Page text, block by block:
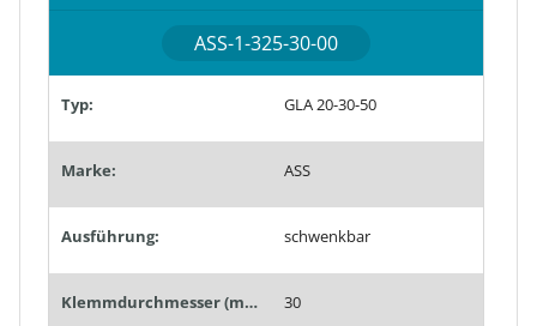
ASS-1-325-30-00
Typ: GLA 20-30-50
Marke: ASS
Ausführung: schwenkbar
Klemmdurchmesser (mm): 30